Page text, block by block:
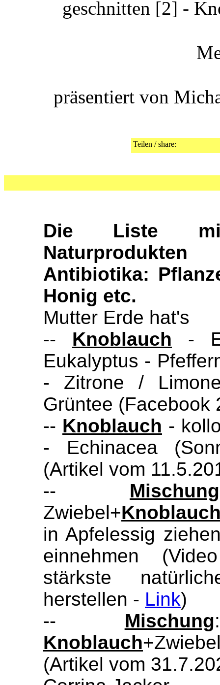
geschnitten [2] -
präsentiert von
Teilen / share:
Die Liste
Antibiotika:
Honig etc.
Mutter Erde hat's
-- Knoblauch -
Eukalyptus -
- Zitrone /
Grüntee (Facebook
-- Knoblauch -
- Echinacea
(Artikel vom
-- Mischung
Zwiebel+
in Apfelessig
einnehmen
stärkste
herstellen - Link)
-- Mischung
Knoblauch
(Artikel vom